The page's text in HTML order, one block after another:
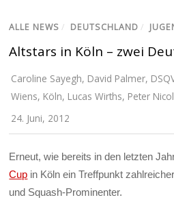
ALLE NEWS / DEUTSCHLAND /
Altstars in Köln – zwei
Caroline Sayegh, David Palmer,
Wiens, Köln, Lucas Wirths, Peter Nicol
24. Juni, 2012
Erneut, wie bereits in den letzten
Cup in Köln ein Treffpunkt
und Squash-Prominenter.